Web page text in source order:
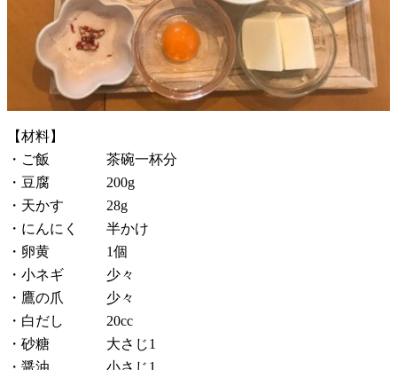
【材料】
・ご飯 茶碗一杯分
・豆腐 200g
・天かす 28g
・にんにく 半かけ
・卵黄 1個
・小ネギ 少々
・鷹の爪 少々
・白だし 20cc
・砂糖 大さじ1
・醤油 小さじ1